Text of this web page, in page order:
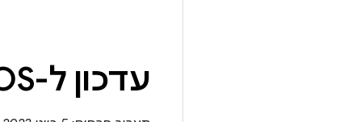
עדכון ל-Android Automotive OS – יוני 2023